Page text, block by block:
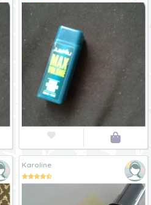
 
Karoline